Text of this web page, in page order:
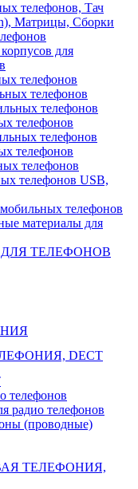
телефонов, Тач
Матрицы, Сборки
для
телефонов
телефонов
телефонов
телефонов
телефонов
телефонов
телефонов
телефонов USB,
телефонов
материалы для
ДЛЯ ТЕЛЕФОНОВ
DECT
телефонов
радио телефонов
(проводные)
ТЕЛЕФОНИЯ,